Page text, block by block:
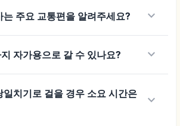
주요 교통편을 알려주세요? keyboard_arrow_down
자가용으로 갈 수 있나요? keyboard_arrow_down
치기로 걸을 경우 소요 시간은
keyboard_arrow_down